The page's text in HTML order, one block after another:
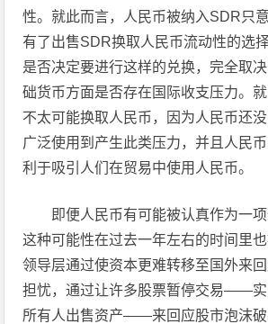
性。就此而言，人民币被纳入SDR只
有了出售SDR换取人民币流动性的选
是否决定要进行这样的兑换，完全取
础货币方面是否存在国际收支压力。就
不太可能换取人民币，因为人民币还
广泛使用到产生此类压力，并且人民
利于吸引人们在贸易中使用人民币。
即便人民币有可能被认真作为一项
这种可能性在过去一年左右的时间里
领导层通过使资本更难转移至国外来
担忧，通过让许多股票暂停交易——实
所有人出售资产——来回应股市泡沫破